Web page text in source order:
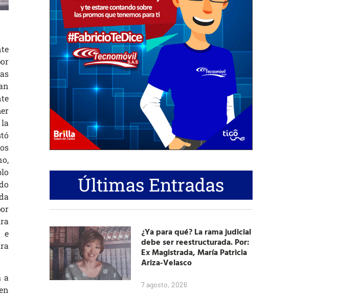
e
a
Últimas Entradas
¿Ya para qué? La rama judicial
debe ser reestructurada. Por:
Ex Magistrada, María Patricia
Ariza-Velasco
7 agosto, 2026